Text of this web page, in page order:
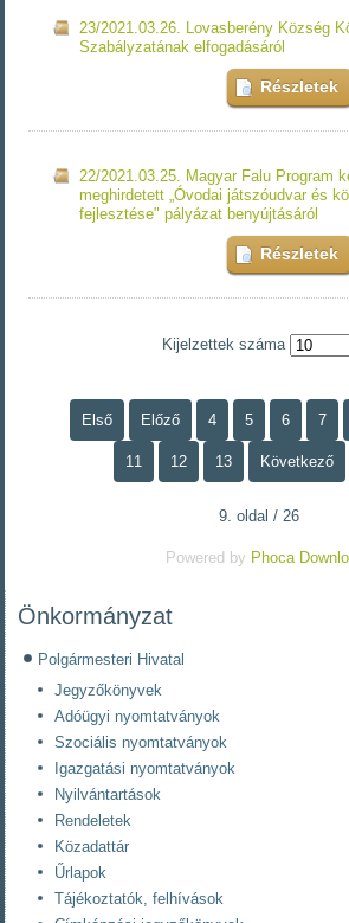
23/2021.03.26. Lovasberény Község
Szabályzatának elfogadásáról
Részletek
22/2021.03.25. Magyar Falu Program
meghirdetett „Óvodai játszóudvar és
fejlesztése" pályázat benyújtásáról
Részletek
Kijelzettek száma
Első Előző 4 5 6 7
11 12 13 Következő
9. oldal / 26
Powered by Phoca
Önkormányzat
Polgármesteri Hivatal
Jegyzőkönyvek
Adóügyi nyomtatványok
Szociális nyomtatványok
Igazgatási nyomtatványok
Nyilvántartások
Rendeletek
Közadattár
Űrlapok
Tájékoztatók, felhívások